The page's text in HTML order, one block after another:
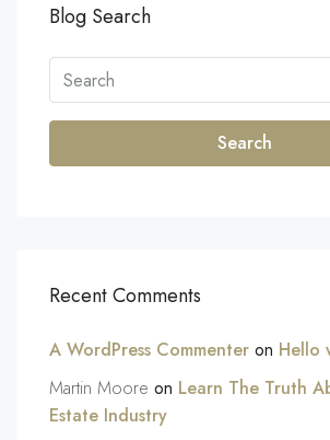
Blog Search
Search
Recent Comments
A WordPress Commenter on Hello
Martin Moore on Learn The Truth
Estate Industry